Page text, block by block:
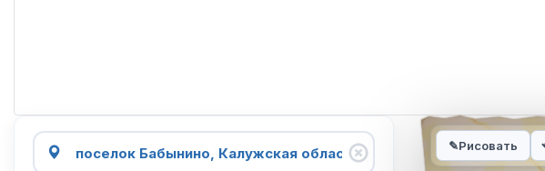
Интерактивная
✎Рисовать